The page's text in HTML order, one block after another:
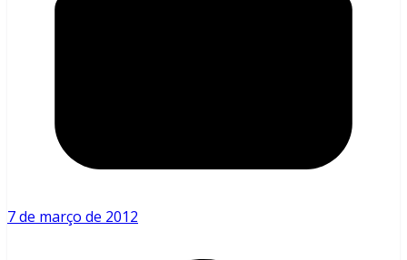
7 de março de 2012